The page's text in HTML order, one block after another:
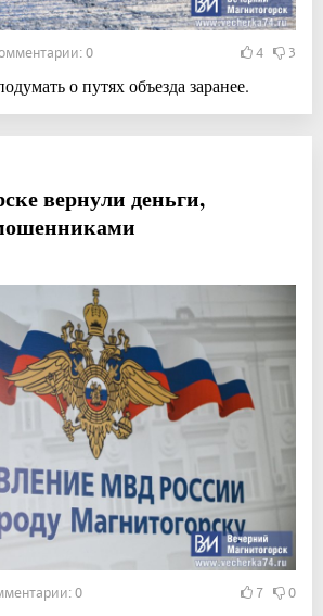
0 4 3
о путях объезда заранее.
вернули деньги,
0 7 0